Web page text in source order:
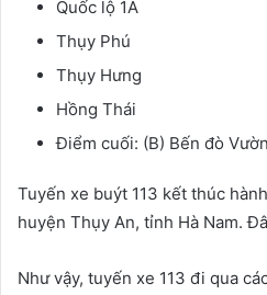
Quốc lộ 1A
Thụy Phú
Thụy Hưng
Hồng Thái
Điểm cuối: (B) Bến đò
Tuyến xe buýt 113 kết thúc
huyện Thụy An, tỉnh Hà Nam.
Như vậy, tuyến xe 113 đi qua